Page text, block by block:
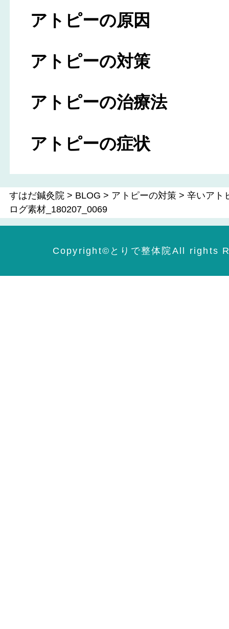
アトピーの原因
アトピーの対策
アトピーの治療法
アトピーの症状
すはだ鍼灸院 > BLOG > アトピーの対策 >辛いアト
ログ素材_180207_0069
Copyright©️とりで整体院All rights